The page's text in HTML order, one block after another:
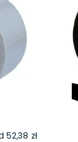
52,38 zł